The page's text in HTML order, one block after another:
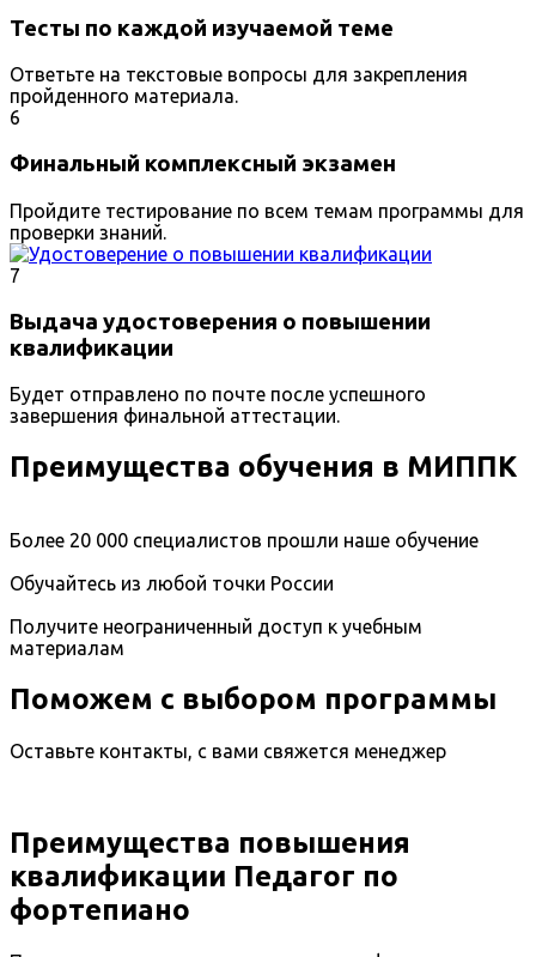
Тесты по каждой изучаемой теме
Ответьте на текстовые вопросы для закрепления
пройденного материала.
6
Финальный комплексный экзамен
Пройдите тестирование по всем темам программы для
проверки знаний.
7
Выдача удостоверения о повышении
квалификации
Будет отправлено по почте после успешного
завершения финальной аттестации.
Преимущества обучения в МИППК
Более 20 000 специалистов прошли наше обучение
Обучайтесь из любой точки России
Получите неограниченный доступ к учебным
материалам
Поможем с выбором программы
Оставьте контакты, с вами свяжется менеджер
Преимущества повышения
квалификации Педагог по
фортепиано